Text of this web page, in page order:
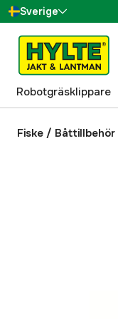
Sverige
Danmark
Suomi
Norge
Deutschland
Robotgräsklippare
Fiske / Båttillbehör